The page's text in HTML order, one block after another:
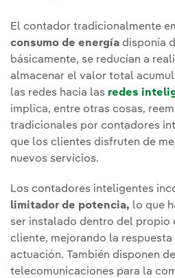
El contador tradicionalmente
consumo de energía disponía
básicamente, se reducían a
almacenar el valor total
las redes hacia las redes
implica, entre otras cosas,
tradicionales por contadores
que los clientes disfruten de
nuevos servicios.
Los contadores inteligentes
limitador de potencia, lo que
ser instalado dentro del
cliente, mejorando la
actuación. También disponen
telecomunicaciones para la